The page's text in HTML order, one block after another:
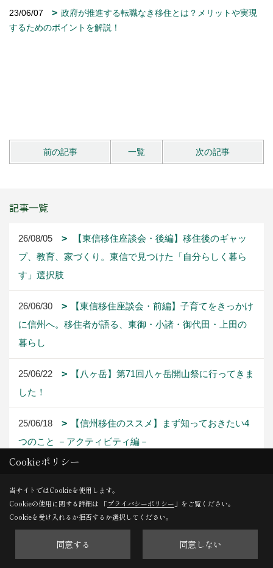
23/06/07
政府が推進する転職なき移住とは？メリットや実現
するためのポイントを解説！
前の記事 一覧 次の記事
記事一覧
26/08/05
【東信移住座談会・後編】移住後のギャッ
プ、教育、家づくり。東信で見つけた「自分らしく暮ら
す」選択肢
26/06/30
【東信移住座談会・前編】子育てをきっかけ
に信州へ。移住者が語る、東御・小諸・御代田・上田の
暮らし
25/06/22
【八ヶ岳】第71回八ヶ岳開山祭に行ってきま
した！
25/06/18
【信州移住のススメ】まず知っておきたい4
つのこと －アクティビティ編－
つのこと -仕事編-
25/06/18
【信州移住のススメ】まず知っておきたい4
つのこと ―気候・交通編―
Cookieポリシー
当サイトではCookieを使用します。
Cookieの使用に関する詳細は 「プライバシーポリシー 」をご覧ください。
Cookieを受け入れるか拒否するか選択してください。
同意する 同意しない